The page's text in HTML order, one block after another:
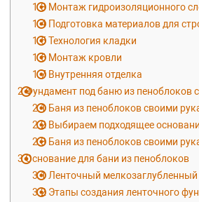
1.3 Монтаж гидроизоляционного
1.4 Подготовка материалов для
1.5Технология кладки
1.6 Монтаж кровли
1.7 Внутренняя отделка
2Фундамент под баню из пеноблоков
2.1 Баня из пеноблоков своими
2.2 Выбираем подходящее
2.3 Баня из пеноблоков своими
3Основание для бани из пеноблоков
3.1 Ленточный
3.2 Этапы создания ленточного